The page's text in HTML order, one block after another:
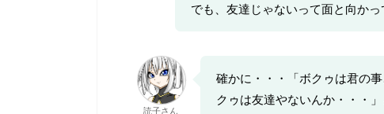
でも、友達じゃないって面と向か
読子さん
確かに・・・「ボクゥは君の
クゥは友達やないんか・・・